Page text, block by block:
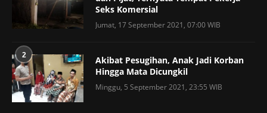
Seks Komersial
Jumat, 17 September 2021, 07:00 WIB
2
Akibat Pesugihan, Anak Jadi Korban
Hingga Mata Dicungkil
Minggu, 5 September 2021, 23:55 WIB